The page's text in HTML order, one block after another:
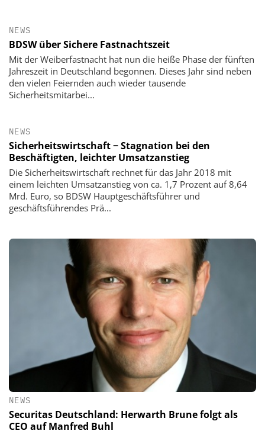
NEWS
BDSW über Sichere Fastnachtszeit
Mit der Weiberfastnacht hat nun die heiße Phase der fünften
Jahreszeit in Deutschland begonnen. Dieses Jahr sind neben
den vielen Feiernden auch wieder tausende
Sicherheitsmitarbei...
NEWS
Sicherheitswirtschaft − Stagnation bei den
Beschäftigten, leichter Umsatzanstieg
Die Sicherheitswirtschaft rechnet für das Jahr 2018 mit
einem leichten Umsatzanstieg von ca. 1,7 Prozent auf 8,64
Mrd. Euro, so BDSW Hauptgeschäftsführer und
geschäftsführendes Prä...
NEWS
Securitas Deutschland: Herwarth Brune folgt als
CEO auf Manfred Buhl